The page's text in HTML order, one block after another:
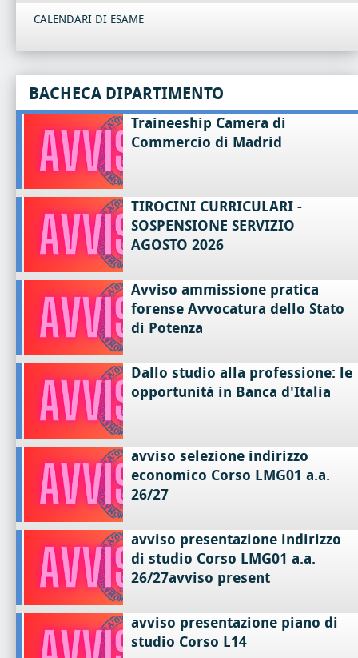
CALENDARI DI ESAME
BACHECA DIPARTIMENTO
Traineeship Camera di
Commercio di Madrid
TIROCINI CURRICULARI -
SOSPENSIONE SERVIZIO
AGOSTO 2026
Avviso ammissione pratica
forense Avvocatura dello Stato
di Potenza
Dallo studio alla professione: le
opportunità in Banca d'Italia
avviso selezione indirizzo
economico Corso LMG01 a.a.
26/27
avviso presentazione indirizzo
di studio Corso LMG01 a.a.
26/27avviso present
avviso presentazione piano di
studio Corso L14